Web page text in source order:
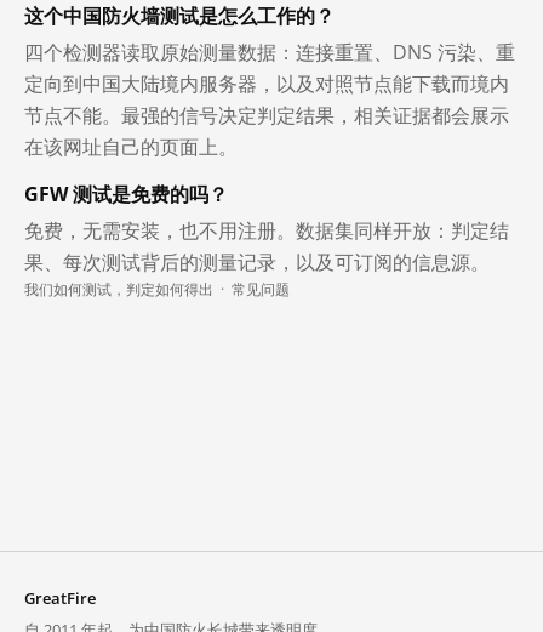
这个中国防火墙测试是怎么工作的？
四个检测器读取原始测量数据：连接重置、DNS 污染、重
定向到中国大陆境内服务器，以及对照节点能下载而境内
节点不能。最强的信号决定判定结果，相关证据都会展示
在该网址自己的页面上。
GFW 测试是免费的吗？
免费，无需安装，也不用注册。数据集同样开放：判定结
果、每次测试背后的测量记录，以及可订阅的信息源。
我们如何测试，判定如何得出 · 常见问题
GreatFire